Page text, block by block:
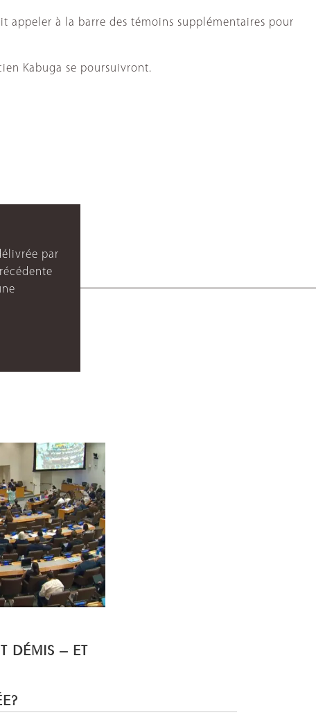
appeler à la barre des témoins supplémentaires pour
Kabuga se poursuivront.
par
DÉMIS – ET